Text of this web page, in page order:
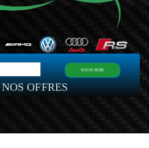
OFFRES
SOUSCRIRE